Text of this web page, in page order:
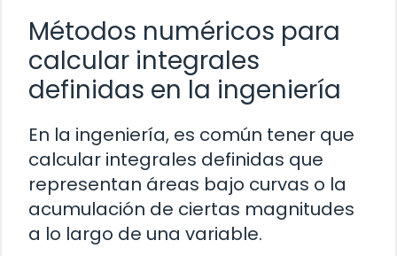
Métodos numéricos para
calcular integrales
definidas en la ingeniería
En la ingeniería, es común tener que
calcular integrales definidas que
representan áreas bajo curvas o la
acumulación de ciertas magnitudes
a lo largo de una variable.